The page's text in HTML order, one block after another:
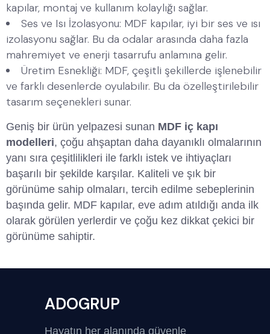
kapılar, montaj ve kullanım kolaylığı sağlar.
Ses ve Isı İzolasyonu: MDF kapılar, iyi bir ses ve ısı
izolasyonu sağlar. Bu da odalar arasında daha fazla
mahremiyet ve enerji tasarrufu anlamına gelir.
Üretim Esnekliği: MDF, çeşitli şekillerde işlenebilir
ve farklı desenlerde oyulabilir. Bu da özelleştirilebilir
tasarım seçenekleri sunar.
Geniş bir ürün yelpazesi sunan MDF iç kapı
modelleri, çoğu ahşaptan daha dayanıklı olmalarının
yanı sıra çeşitlilikleri ile farklı istek ve ihtiyaçları
başarılı bir şekilde karşılar. Kaliteli ve şık bir
görünüme sahip olmaları, tercih edilme sebeplerinin
başında gelir. MDF kapılar, eve adım atıldığı anda ilk
olarak görülen yerlerdir ve çoğu kez dikkat çekici bir
görünüme sahiptir.
ADOGRUP
Hayatın her alanında güvenle